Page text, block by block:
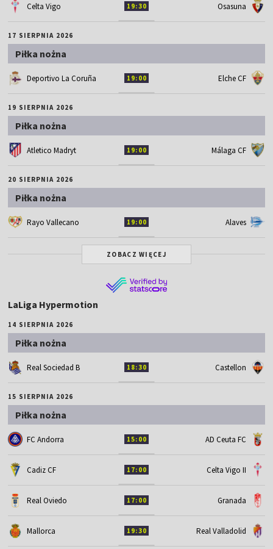
Celta Vigo 19:30 Osasuna
17 SIERPNIA 2026
Piłka nożna
Deportivo La Coruña 19:00 Elche CF
19 SIERPNIA 2026
Piłka nożna
Atletico Madryt 19:00 Málaga CF
20 SIERPNIA 2026
Piłka nożna
Rayo Vallecano 19:00 Alaves
ZOBACZ WIĘCEJ
LaLiga Hypermotion
14 SIERPNIA 2026
Piłka nożna
Real Sociedad B 18:30 Castellon
15 SIERPNIA 2026
Piłka nożna
FC Andorra 15:00 AD Ceuta FC
Cadiz CF 17:00 Celta Vigo II
Real Oviedo 17:00 Granada
Mallorca 19:30 Real Valladolid